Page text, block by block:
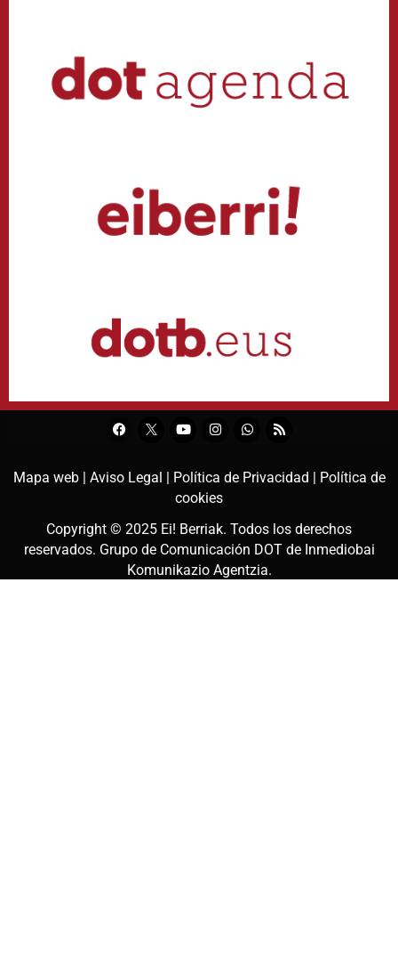
Mapa web | Aviso Legal | Política de Privacidad | Política de
cookies
Copyright © 2025 Ei! Berriak. Todos los derechos
reservados. Grupo de Comunicación DOT de Inmediobai
Komunikazio Agentzia.